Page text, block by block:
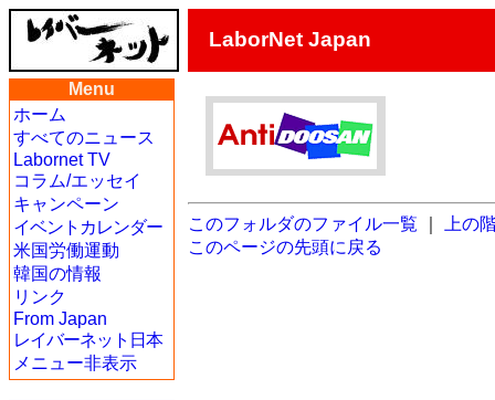
LaborNet Japan
Menu
ホーム
すべてのニュース
Labornet TV
コラム/エッセイ
キャンペーン
イベントカレンダー
米国労働運動
韓国の情報
リンク
From Japan
レイバーネット日本
メニュー非表示
このフォルダのファイル一覧
上の
このページの先頭に戻る